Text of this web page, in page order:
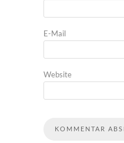
E-Mail
Website